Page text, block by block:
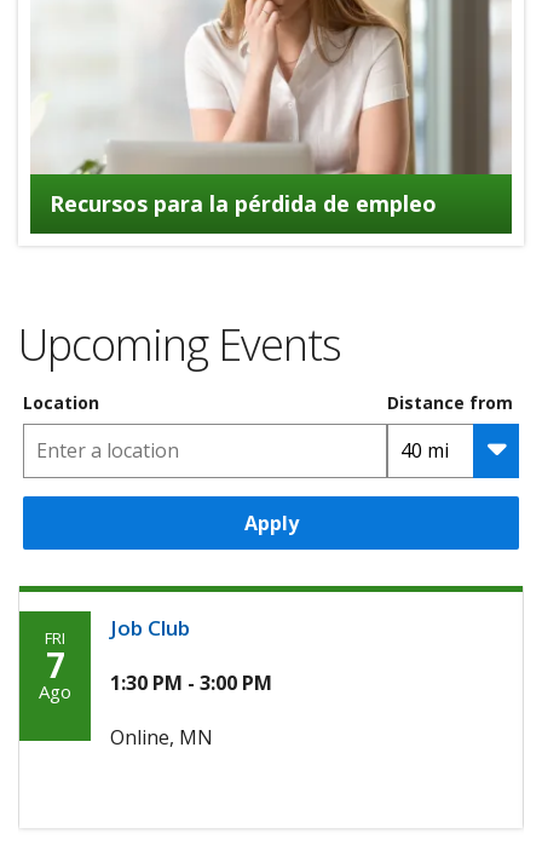
Recursos para la pérdida de empleo
Upcoming Events
Location Distance from
Apply
Friday,
Agosto
2026
FRI
7
Ago
Job Club
1:30 PM - 3:00 PM
Online, MN